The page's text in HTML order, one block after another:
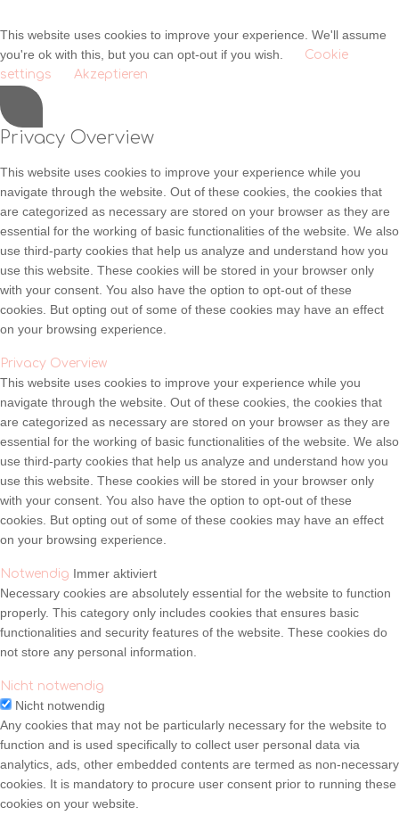
This website uses cookies to improve your experience. We'll assume
you're ok with this, but you can opt-out if you wish.
Cookie
settings
Akzeptieren
Privacy Overview
This website uses cookies to improve your experience while you
navigate through the website. Out of these cookies, the cookies that
are categorized as necessary are stored on your browser as they are
essential for the working of basic functionalities of the website. We also
use third-party cookies that help us analyze and understand how you
use this website. These cookies will be stored in your browser only
with your consent. You also have the option to opt-out of these
cookies. But opting out of some of these cookies may have an effect
on your browsing experience.
Privacy Overview
This website uses cookies to improve your experience while you
navigate through the website. Out of these cookies, the cookies that
are categorized as necessary are stored on your browser as they are
essential for the working of basic functionalities of the website. We also
use third-party cookies that help us analyze and understand how you
use this website. These cookies will be stored in your browser only
with your consent. You also have the option to opt-out of these
cookies. But opting out of some of these cookies may have an effect
on your browsing experience.
Notwendig Immer aktiviert
Necessary cookies are absolutely essential for the website to function
properly. This category only includes cookies that ensures basic
functionalities and security features of the website. These cookies do
not store any personal information.
Nicht notwendig
Nicht notwendig
Any cookies that may not be particularly necessary for the website to
function and is used specifically to collect user personal data via
analytics, ads, other embedded contents are termed as non-necessary
cookies. It is mandatory to procure user consent prior to running these
cookies on your website.